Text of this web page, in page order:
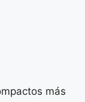
más